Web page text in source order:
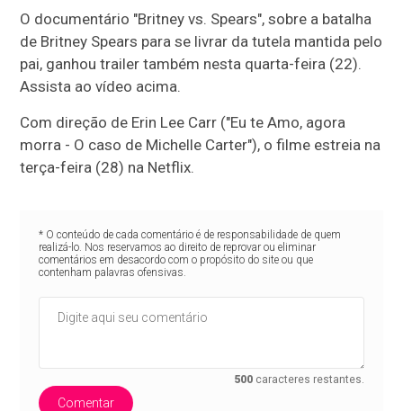
O documentário "Britney vs. Spears", sobre a batalha
de Britney Spears para se livrar da tutela mantida pelo
pai, ganhou trailer também nesta quarta-feira (22).
Assista ao vídeo acima.
Com direção de Erin Lee Carr ("Eu te Amo, agora
morra - O caso de Michelle Carter"), o filme estreia na
terça-feira (28) na Netflix.
* O conteúdo de cada comentário é de responsabilidade de quem
realizá-lo. Nos reservamos ao direito de reprovar ou eliminar
comentários em desacordo com o propósito do site ou que
contenham palavras ofensivas.
500 caracteres restantes.
Comentar